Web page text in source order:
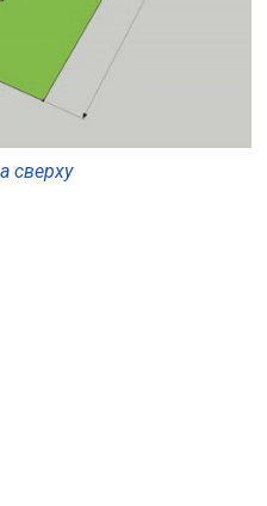
сверху